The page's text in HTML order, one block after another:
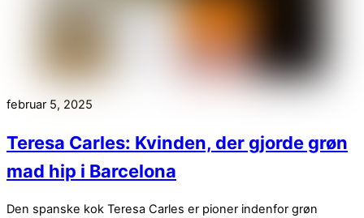
februar 5, 2025
Teresa Carles: Kvinden, der gjorde grøn
mad hip i Barcelona
Den spanske kok Teresa Carles er pioner indenfor grøn